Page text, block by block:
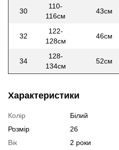
30
110-
116см
43см
32
122-
128см
46см
34
128-
134см
52см
Характеристики
Колір
Білий
Розмір
26
Вік
2 роки